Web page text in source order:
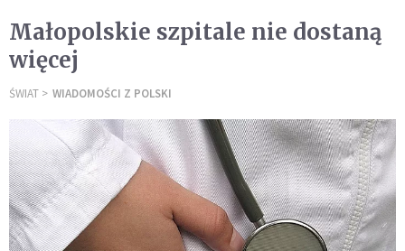
Małopolskie szpitale nie dostaną
więcej
ŚWIAT WIADOMOŚCI Z POLSKI